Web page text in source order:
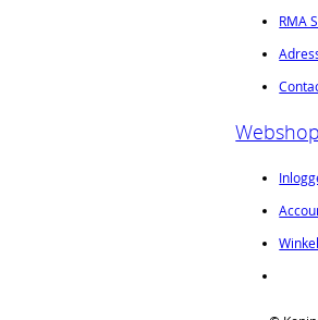
RMA
Webshop